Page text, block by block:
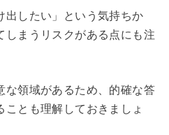
出したい」という気持ちか
しまうリスクがある点にも注
な領域があるため、的確な答
ことも理解しておきましょ